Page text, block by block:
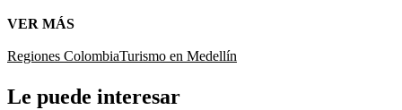
VER MÁS
Regiones ColombiaTurismo en Medellín
Le puede interesar